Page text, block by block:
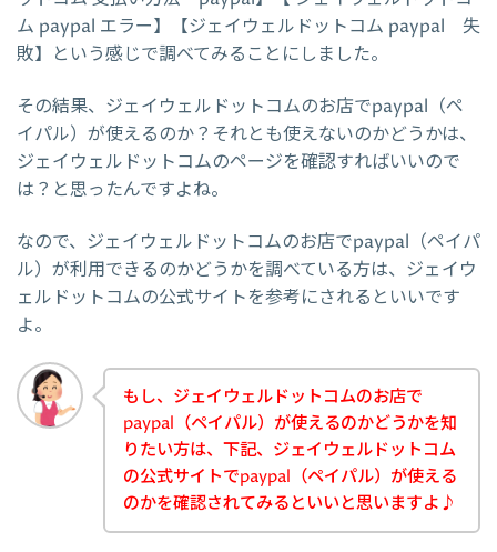
ム paypal エラー】【ジェイウェルドットコム paypal 失
敗】という感じで調べてみることにしました。
その結果、ジェイウェルドットコムのお店でpaypal（ペ
イパル）が使えるのか？それとも使えないのかどうかは、
ジェイウェルドットコムのページを確認すればいいので
は？と思ったんですよね。
なので、ジェイウェルドットコムのお店でpaypal（ペイパ
ル）が利用できるのかどうかを調べている方は、ジェイウ
ェルドットコムの公式サイトを参考にされるといいです
よ。
もし、ジェイウェルドットコムのお店で
paypal（ペイパル）が使えるのかどうかを知
りたい方は、下記、ジェイウェルドットコム
の公式サイトでpaypal（ペイパル）が使える
のかを確認されてみるといいと思いますよ♪